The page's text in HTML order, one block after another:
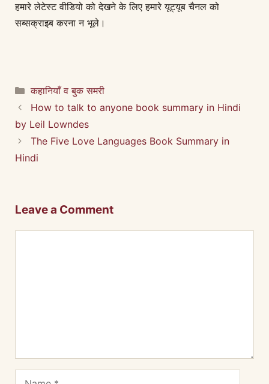
हमारे लेटेस्ट वीडियो को देखने के लिए हमारे यूट्यूब चैनल को
सब्सक्राइबकरना न भूले।
Categories
कहानियाँ व बुक समरी
How to talk to anyone book summary in Hindi
by Leil Lowndes
The Five Love Languages Book Summary in
Hindi
Leave a Comment